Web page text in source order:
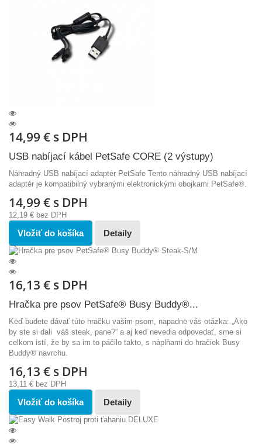
14,99 € s DPH
USB nabíjací kábel PetSafe CORE (2 výstupy)
Náhradný USB nabíjací adaptér PetSafe Tento náhradný USB nabíjací
adaptér je kompatibilný vybranými elektronickými obojkami PetSafe®.
14,99 € s DPH
12,19 € bez DPH
Vložiť do košíka Detaily
16,13 € s DPH
Hračka pre psov PetSafe® Busy Buddy®...
Keď budete dávať túto hračku vašim psom, napadne vás otázka: „Ako
by ste si dali váš steak, pane?“ a aj keď nevedia odpovedať, sme si
celkom istí, že by sa im to páčilo takto, s náplňami do hračiek Busy
Buddy® navrchu.
16,13 € s DPH
13,11 € bez DPH
Vložiť do košíka Detaily